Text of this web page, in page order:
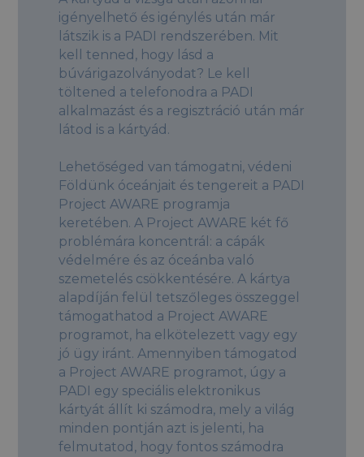
igényelhető és igénylés után már
látszik is a PADI rendszerében. Mit
kell tenned, hogy lásd a
búvárigazolványodat? Le kell
töltened a telefonodra a PADI
alkalmazást és a regisztráció után már
látod is a kártyád.
Lehetőséged van támogatni, védeni
Földünk óceánjait és tengereit a PADI
Project AWARE programja
keretében. A Project AWARE két fő
problémára koncentrál: a cápák
védelmére és az óceánba való
szemetelés csökkentésére. A kártya
alapdíján felül tetszőleges összeggel
támogathatod a Project AWARE
programot, ha elkötelezett vagy egy
jó ügy iránt. Amennyiben támogatod
a Project AWARE programot, úgy a
PADI egy speciális elektronikus
kártyát állít ki számodra, mely a világ
minden pontján azt is jelenti, ha
felmutatod, hogy fontos számodra